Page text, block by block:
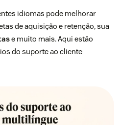
idiomas pode melhorar
de aquisição e retenção, sua
e muito mais. Aqui estão
do suporte ao cliente